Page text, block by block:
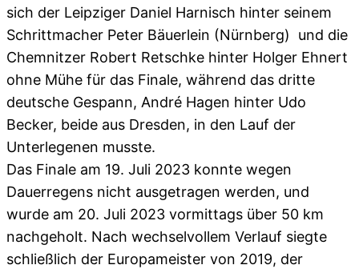
sich der Leipziger Daniel Harnisch hinter seinem
Schrittmacher Peter Bäuerlein (Nürnberg) und die
Chemnitzer Robert Retschke hinter Holger Ehnert
ohne Mühe für das Finale, während das dritte
deutsche Gespann, André Hagen hinter Udo
Becker, beide aus Dresden, in den Lauf der
Unterlegenen musste.
Das Finale am 19. Juli 2023 konnte wegen
Dauerregens nicht ausgetragen werden, und
wurde am 20. Juli 2023 vormittags über 50 km
nachgeholt. Nach wechselvollem Verlauf siegte
schließlich der Europameister von 2019, der